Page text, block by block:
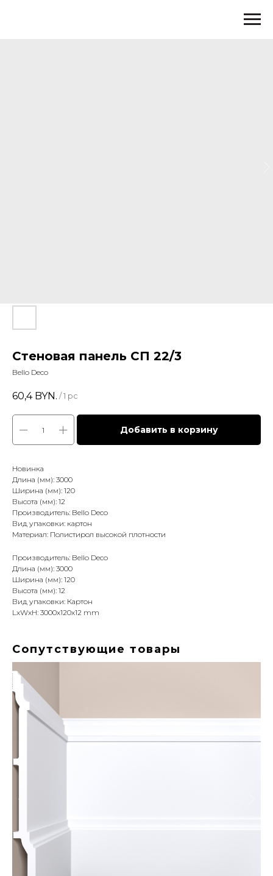
Стеновая панель СП 22/3
Bello Deco
60,4 BYN. / 1 pc
Добавить в корзину
Новинка
Длина (мм): 3000
Ширина (мм): 120
Высота (мм): 12
Производитель: Bello Deco
Вид упаковки: картон
Материал: Полистирол высокой плотности
Производитель: Bello Deco
Длина (мм): 3000
Ширина (мм): 120
Высота (мм): 12
Вид упаковки: Картон
LxWxH: 3000x120x12 mm
Сопутствующие товары